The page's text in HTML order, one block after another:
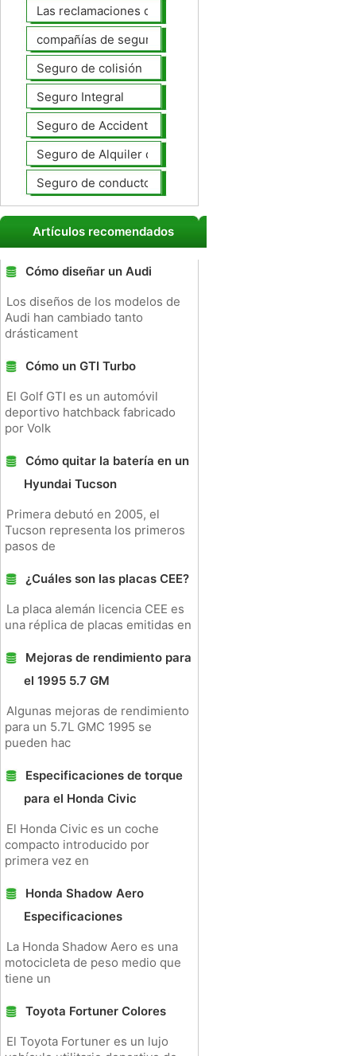
Las reclamaciones de seguros de automóviles
compañías de seguros de coche
Seguro de colisión
Seguro Integral
Seguro de Accidentes Personales
Seguro de Alquiler de coches
Seguro de conductores no asegurados
Artículos recomendados
Cómo diseñar un Audi
Los diseños de los modelos de
Audi han cambiado tanto
drásticament
Cómo un GTI Turbo
El Golf GTI es un automóvil
deportivo hatchback fabricado
por Volk
Cómo quitar la batería en un
Hyundai Tucson
Primera debutó en 2005, el
Tucson representa los primeros
pasos de
¿Cuáles son las placas CEE?
La placa alemán licencia CEE es
una réplica de placas emitidas en
Mejoras de rendimiento para
el 1995 5.7 GM
Algunas mejoras de rendimiento
para un 5.7L GMC 1995 se
pueden hac
Especificaciones de torque
para el Honda Civic
El Honda Civic es un coche
compacto introducido por
primera vez en
Honda Shadow Aero
Especificaciones
La Honda Shadow Aero es una
motocicleta de peso medio que
tiene un
Toyota Fortuner Colores
El Toyota Fortuner es un lujo